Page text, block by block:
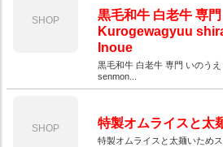
SHOP
黒毛和牛 白老牛 専門
Kurogewagyuu
Inoue
黒毛和牛 白老牛 専門 いのう
senmon...
SHOP 特製オムライスと
特製オムライスと太麺いため